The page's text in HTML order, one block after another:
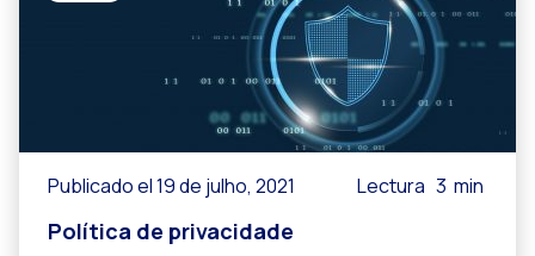
Publicado el 19 de julho, 2021 Lectura 3 min
Política de privacidade